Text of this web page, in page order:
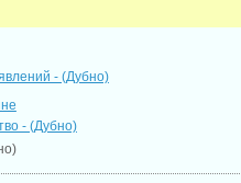
- (Дубно)
- (Дубно)